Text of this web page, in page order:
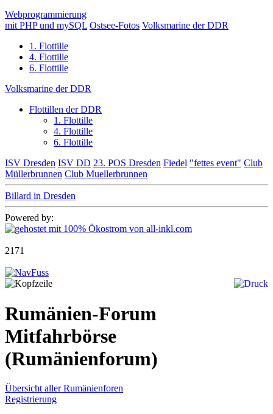
Webprogrammierung
mit PHP und mySQL Ostsee-Fotos Volksmarine der DDR
1. Flottille
4. Flottille
6. Flottille
Volksmarine der DDR
Flottillen der DDR
1. Flottille
4. Flottille
6. Flottille
ISV Dresden ISV DD 23. POS Dresden Fiedel "fettes event" Club
Müllerbrunnen Club Muellerbrunnen
Billard in Dresden
Powered by:
2171
Rumänien-Forum
Mitfahrbörse
(Rumänienforum)
Übersicht aller Rumänienforen
Registrierung